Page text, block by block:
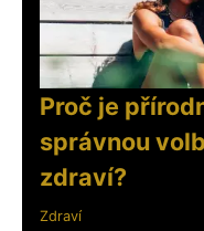
Proč je
správnou
zdraví?
Zdraví